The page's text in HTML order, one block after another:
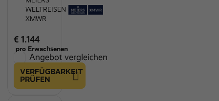
WELTREISEN
XMWR
€ 1.144
pro Erwachsenen
Angebot vergleichen
VERFÜGBARKEIT
PRÜFEN